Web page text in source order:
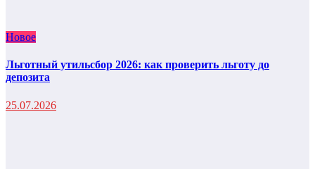
Новое
Льготный утильсбор 2026: как проверить льготу до
депозита
25.07.2026